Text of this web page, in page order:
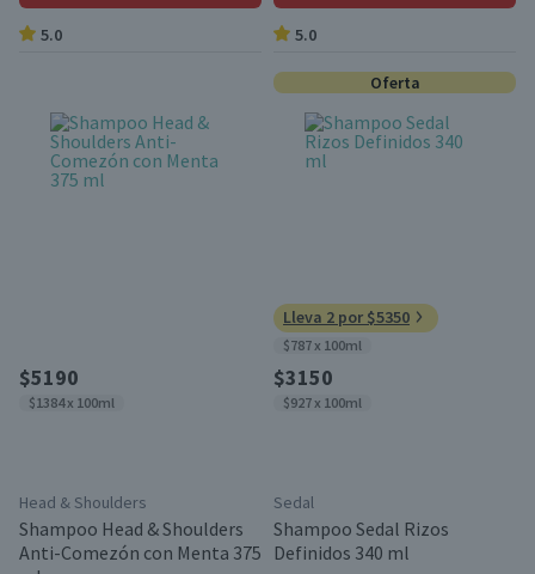
5.0 5.0
$5190
$1384 x 100ml
Head & Shoulders
Shampoo Head & Shoulders
Anti-Comezón con Menta 375
Oferta
Lleva 2 por $5350
$787 x 100ml
$3150
$927 x 100ml
Sedal
Shampoo Sedal Rizos
Definidos 340 ml